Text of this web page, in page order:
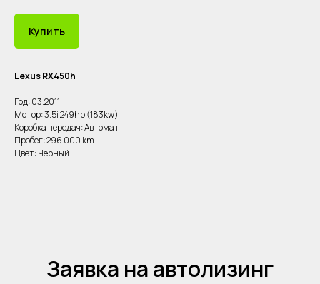
Купить
Lexus RX450h
Год: 03.2011
Мотор: 3.5i 249hp (183kw)
Коробка передач: Автомат
Пробег: 296 000 km
Цвет: Черный
Заявка на автолизинг